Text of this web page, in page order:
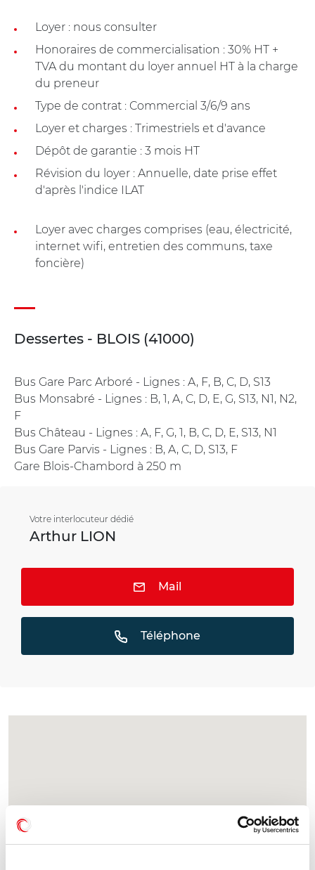
Loyer : nous consulter
Honoraires de commercialisation : 30% HT +
TVA du montant du loyer annuel HT à la charge
du preneur
Type de contrat : Commercial 3/6/9 ans
Loyer et charges : Trimestriels et d'avance
Dépôt de garantie : 3 mois HT
Révision du loyer : Annuelle, date prise effet
d'après l'indice ILAT
Loyer avec charges comprises (eau, électricité,
internet wifi, entretien des communs, taxe
foncière)
Dessertes - BLOIS (41000)
Bus Gare Parc Arboré - Lignes : A, F, B, C, D, S13
Bus Monsabré - Lignes : B, 1, A, C, D, E, G, S13, N1, N2,
F
Bus Château - Lignes : A, F, G, 1, B, C, D, E, S13, N1
Bus Gare Parvis - Lignes : B, A, C, D, S13, F
Gare Blois-Chambord à 250 m
Votre interlocuteur dédié
Arthur LION
Mail
Téléphone